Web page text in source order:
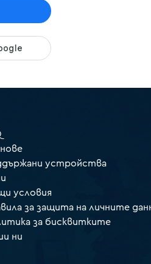
устройства
условия
за защита на личните
за бисквитките
ни